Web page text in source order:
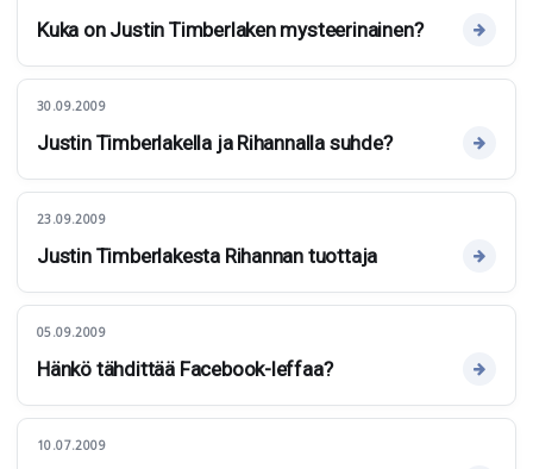
Kuka on Justin Timberlaken mysteerinainen?
30.09.2009
Justin Timberlakella ja Rihannalla suhde?
23.09.2009
Justin Timberlakesta Rihannan tuottaja
05.09.2009
Hänkö tähdittää Facebook-leffaa?
10.07.2009